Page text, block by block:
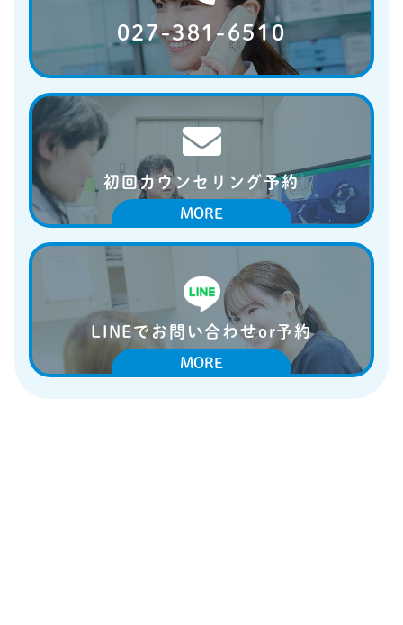
027-381-6510
初回カウンセリング予約
LINEでお問い合わせor予約